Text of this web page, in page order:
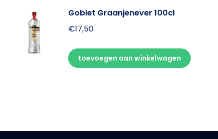
Goblet Graanjenever 100cl
€17,50
toevoegen aan winkelwagen